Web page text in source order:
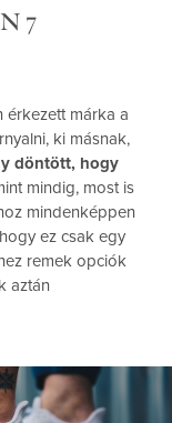
7
érkezett márka a
ki másnak,
döntött, hogy
mindig, most is
mindenképpen
ez csak egy
remek opciók
aztán